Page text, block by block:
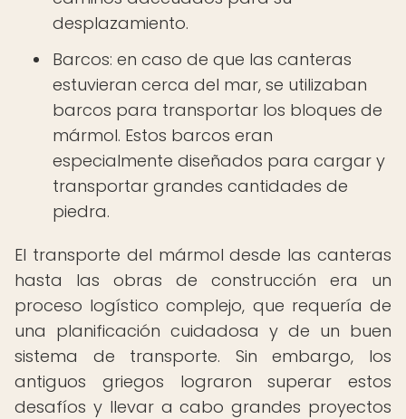
desplazamiento.
Barcos: en caso de que las canteras
estuvieran cerca del mar, se utilizaban
barcos para transportar los bloques de
mármol. Estos barcos eran
especialmente diseñados para cargar y
transportar grandes cantidades de
piedra.
El transporte del mármol desde las canteras
hasta las obras de construcción era un
proceso logístico complejo, que requería de
una planificación cuidadosa y de un buen
sistema de transporte. Sin embargo, los
antiguos griegos lograron superar estos
desafíos y llevar a cabo grandes proyectos